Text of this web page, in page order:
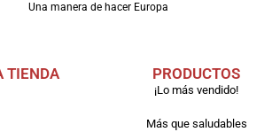
Una manera de hacer Europa
TIENDA PRODUCTOS
¡Lo más vendido!
Más que saludables